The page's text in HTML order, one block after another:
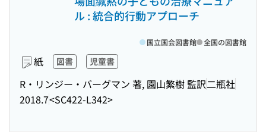
ル : 統合的行動アプローチ
紙 図書 児童書
R・リンジー・バーグマン 著, 園山繁樹 監訳二瓶社
2018.7<SC422-L342>
国立国会図書館 全国の図書館